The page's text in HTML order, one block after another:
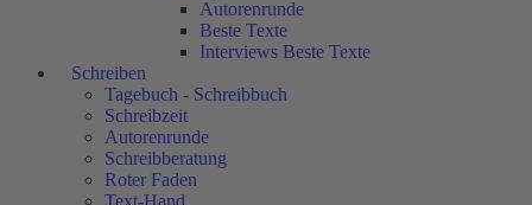
Autorenrunde
Beste Texte
Interviews Beste Texte
Schreiben
Tagebuch - Schreibbuch
Schreibzeit
Autorenrunde
Schreibberatung
Roter Faden
Text-Hand